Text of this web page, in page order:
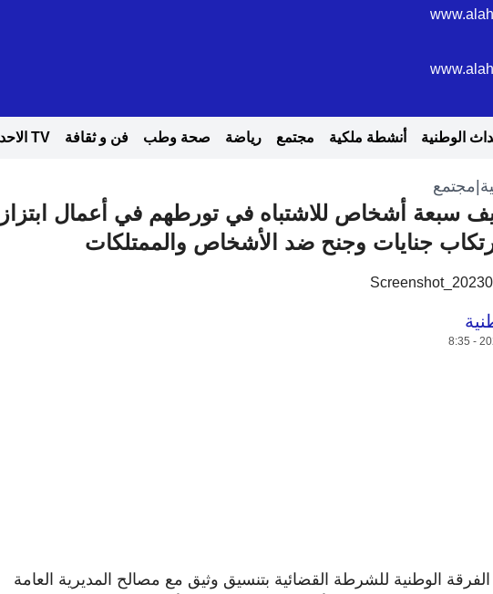
الوطنية أنشطة ملكية مجتمع رياضة صحة وطب فن و ثقافة TV الاحدات بريس
مجتمع
سبعة أشخاص للاشتباه في تورطهم في أعمال ابتزاز
جنايات وجنح ضد الأشخاص والممتلكات
الوطنية للشرطة القضائية بتنسيق وثيق مع مصالح المديرية العامة